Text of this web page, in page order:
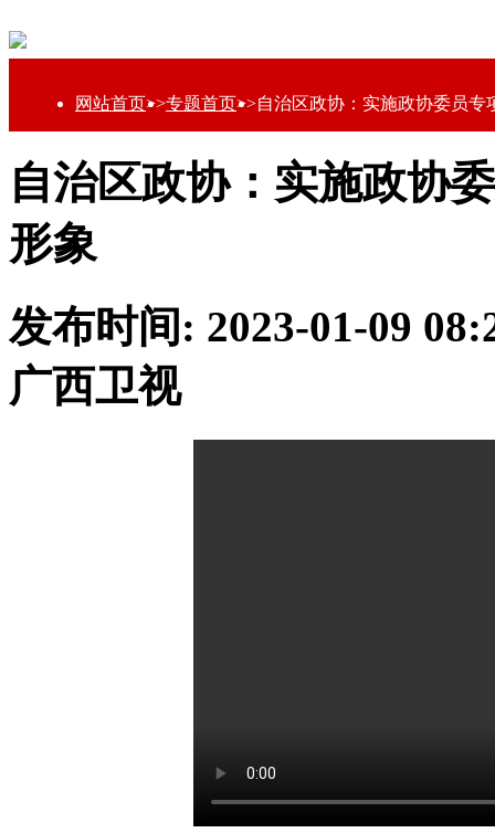
网站首页>>专题首页>>自治区政协：实施政协委员
自治区政协：实施政协
形象
发布时间: 2023-01-09
广西卫视